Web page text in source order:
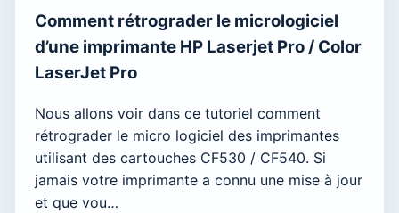
Comment rétrograder le micrologiciel
d’une imprimante HP Laserjet Pro / Color
LaserJet Pro
Nous allons voir dans ce tutoriel comment
rétrograder le micro logiciel des imprimantes
utilisant des cartouches CF530 / CF540. Si
jamais votre imprimante a connu une mise à jour
et que vou…